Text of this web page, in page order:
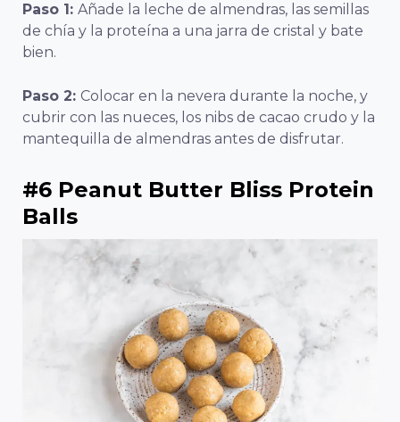
Paso 1: Añade la leche de almendras, las semillas
de chía y la proteína a una jarra de cristal y bate
bien.
Paso 2: Colocar en la nevera durante la noche, y
cubrir con las nueces, los nibs de cacao crudo y la
mantequilla de almendras antes de disfrutar.
#6 Peanut Butter Bliss Protein
Balls